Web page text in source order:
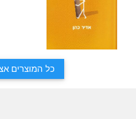
כל המוצרים